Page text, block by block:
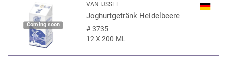
Coming soon
VAN IJSSEL
Joghurtgetränk Heidelbeere
#3735
12 X 200 ML